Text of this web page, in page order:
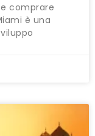
comprare
è una